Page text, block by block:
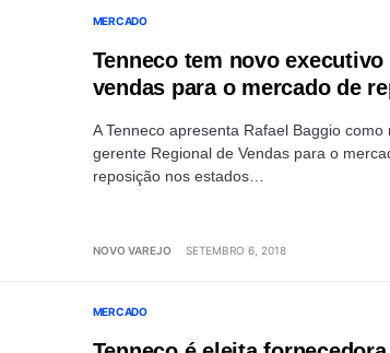
MERCADO
Tenneco tem novo executivo
vendas para o mercado de
A Tenneco apresenta Rafael Baggio como
gerente Regional de Vendas para o
reposição nos estados…
NOVO VAREJO SETEMBRO 6, 2018
MERCADO